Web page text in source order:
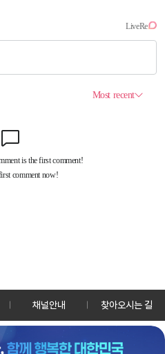
채널안내 찾아오시는 길
청사로 13 한국정책방송원 KTV
204-8000